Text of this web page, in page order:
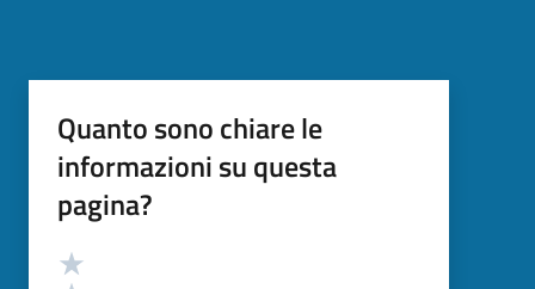
Quanto sono chiare le
informazioni su questa
pagina?
Valutazione